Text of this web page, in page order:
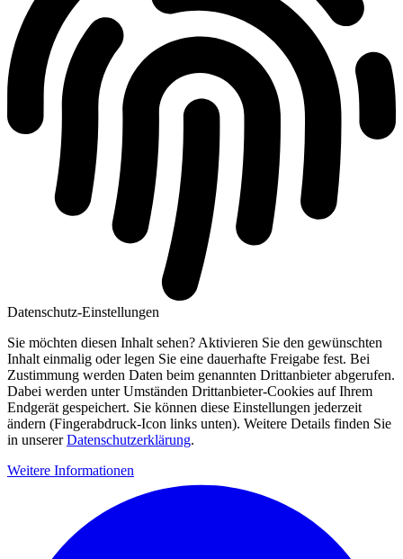
Datenschutz-Einstellungen
Sie möchten diesen Inhalt sehen? Aktivieren Sie den gewünschten
Inhalt einmalig oder legen Sie eine dauerhafte Freigabe fest. Bei
Zustimmung werden Daten beim genannten Drittanbieter abgerufen.
Dabei werden unter Umständen Drittanbieter-Cookies auf Ihrem
Endgerät gespeichert. Sie können diese Einstellungen jederzeit
ändern (Fingerabdruck-Icon links unten). Weitere Details finden Sie
in unsererDatenschutzerklärung.
Weitere Informationen